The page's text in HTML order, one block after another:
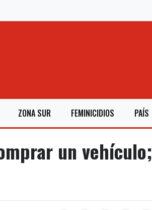
ZONA SUR FEMINICIDIOS PAÍS
un vehículo;